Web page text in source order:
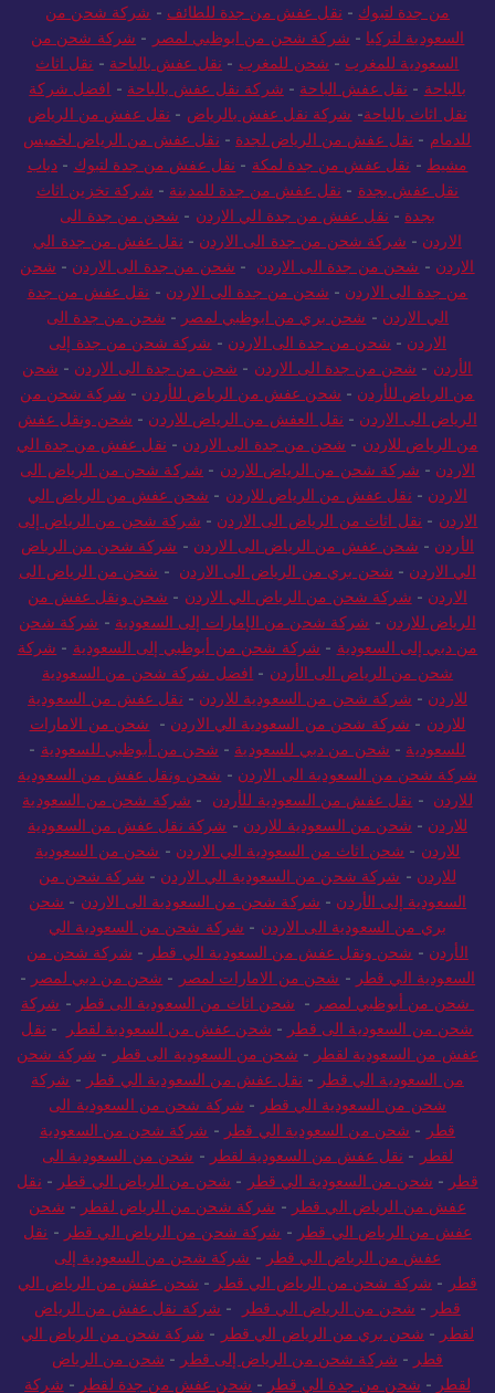
من جدة لتبوك - نقل عفش من جدة للطائف - شركة شحن من
السعودية لتركيا - شركة شحن من ابوظبي لمصر - شركة شحن من
السعودية للمغرب - شحن للمغرب - نقل عفش بالباحة - نقل اثاث
بالباحة - نقل عفش الباحة - شركة نقل عفش بالباحة - افضل شركة
نقل اثاث بالباحة- شركة نقل عفش بالرياض - نقل عفش من الرياض
للدمام - نقل عفش من الرياض لجدة - نقل عفش من الرياض لخميس
مشيط - نقل عفش من جدة لمكة - نقل عفش من جدة لتبوك - دباب
نقل عفش بجدة - نقل عفش من جدة للمدينة - شركة تخزين اثاث
بجدة - نقل عفش من جدة الي الاردن - شحن من جدة الى
الاردن - شركة شحن من جدة الى الاردن - نقل عفش من جدة الي
الاردن - شحن من جدة الى الاردن - شحن من جدة الى الاردن - شحن
من جدة الى الاردن - شحن من جدة الى الاردن - نقل عفش من جدة
الي الاردن - شحن بري من ابوظبي لمصر - شحن من جدة الى
الاردن - شحن من جدة الى الاردن - شركة شحن من جدة إلى
الأردن - شحن من جدة الى الاردن - شحن من جدة الى الاردن - شحن
من الرياض للأردن - شحن عفش من الرياض للأردن - شركة شحن من
الرياض الى الاردن - نقل العفش من الرياض للاردن - شحن ونقل عفش
من الرياض للاردن - شحن من جدة الى الاردن - نقل عفش من جدة الي
الاردن - شركة شحن من الرياض للاردن - شركة شحن من الرياض الى
الاردن - نقل عفش من الرياض للاردن - شحن عفش من الرياض الي
الاردن - نقل اثاث من الرياض الى الاردن - شركة شحن من الرياض إلى
الأردن - شحن عفش من الرياض الى الاردن - شركة شحن من الرياض
الي الاردن - شحن بري من الرياض الى الاردن - شحن من الرياض الى
الاردن - شركة شحن من الرياض الي الاردن - شحن ونقل عفش من
الرياض للاردن - شركة شحن من الإمارات إلى السعودية - شركة شحن
من دبي إلى السعودية - شركة شحن من أبوظبي إلى السعودية - شركة
شحن من الرياض الى الأردن - افضل شركة شحن من السعودية
للاردن - شركة شحن من السعودية للاردن - نقل عفش من السعودية
للاردن - شركة شحن من السعودية الي الاردن - شحن من الامارات
للسعودية - شحن من دبي للسعودية - شحن من أبوظبي للسعودية -
شركة شحن من السعودية الى الاردن - شحن ونقل عفش من السعودية
للاردن - نقل عفش من السعودية للأردن - شركة شحن من السعودية
للاردن - شحن من السعودية للاردن - شركة نقل عفش من السعودية
للاردن - شحن اثاث من السعودية الي الاردن - شحن من السعودية
للاردن - شركة شحن من السعودية الي الاردن - شركة شحن من
السعودية إلى الأردن - شركة شحن من السعودية الى الاردن - شحن
بري من السعودية الى الاردن - شركة شحن من السعودية الي
الأردن - شحن ونقل عفش من السعودية الي قطر - شركة شحن من
السعودية الي قطر - شحن من الامارات لمصر - شحن من دبي لمصر -
شحن من أبوظبي لمصر - شحن اثاث من السعودية الى قطر - شركة
شحن من السعودية الى قطر - شحن عفش من السعودية لقطر - نقل
عفش من السعودية لقطر - شحن من السعودية الى قطر - شركة شحن
من السعودية الي قطر - نقل عفش من السعودية الي قطر - شركة
شحن من السعودية الي قطر - شركة شحن من السعودية الى
قطر - شحن من السعودية الي قطر - شركة شحن من السعودية
لقطر - نقل عفش من السعودية لقطر - شحن من السعودية الى
قطر - شحن من السعودية الي قطر - شحن من الرياض الي قطر - نقل
عفش من الرياض الي قطر - شركة شحن من الرياض لقطر - شحن
عفش من الرياض الي قطر - شركة شحن من الرياض الي قطر - نقل
عفش من الرياض الي قطر - شركة شحن من السعودية إلى
قطر - شركة شحن من الرياض الي قطر - شحن عفش من الرياض الي
قطر - شحن من الرياض الي قطر - شركة نقل عفش من الرياض
لقطر - شحن بري من الرياض الي قطر - شركة شحن من الرياض الي
قطر - شركة شحن من الرياض إلى قطر - شحن من الرياض
لقطر - شحن من جدة الي قطر - شحن عفش من جدة لقطر - شركة